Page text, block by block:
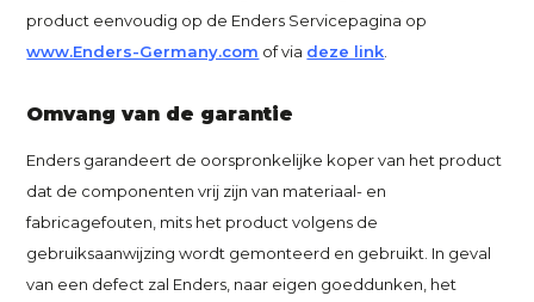
product eenvoudig op de Enders Servicepagina op
www.Enders-Germany.com of via deze link
Omvang van de garantie
Enders garandeert de oorspronkelijke koper van het product
dat de componenten vrij zijn van materiaal- en
fabricagefouten, mits het product volgens de
gebruiksaanwijzing wordt gemonteerd en gebruikt. In geval
van een defect zal Enders, naar eigen goeddunken, het